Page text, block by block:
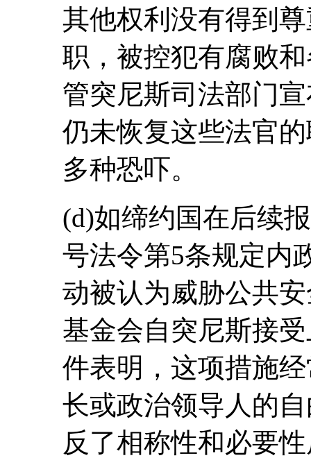
其他权利没有得到
职，被控犯有腐败
管突尼斯司法部门
仍未恢复这些法官
多种恐吓。
(d)如缔约国在后续
号法令第5条规定内
动被认为威胁公共
基金会自突尼斯接
件表明，这项措施
长或政治领导人的
反了相称性和必要